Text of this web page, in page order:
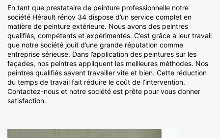
En tant que prestataire de peinture professionnelle notre
société Hérault rénov 34 dispose d’un service complet en
matière de peinture extérieure. Nous avons des peintres
qualifiés, compétents et expérimentés. C’est grâce à leur travail
que notre société jouit d’une grande réputation comme
entreprise sérieuse. Dans l’application des peintures sur les
façades, nos peintres appliquent les meilleures méthodes. Nos
peintres qualifiés savent travailler vite et bien. Cette réduction
du temps de travail fait réduire le coût de l’intervention.
Contactez-nous et notre société est prête pour vous donner
satisfaction.